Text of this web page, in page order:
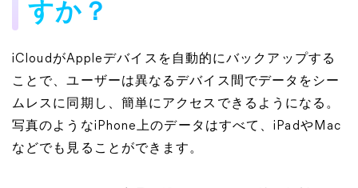
すか？
iCloudがAppleデバイスを自動的にバックアップする
ことで、ユーザーは異なるデバイス間でデータをシー
ムレスに同期し、簡単にアクセスできるようになる。
写真のようなiPhone上のデータはすべて、iPadやMac
などでも見ることができます。